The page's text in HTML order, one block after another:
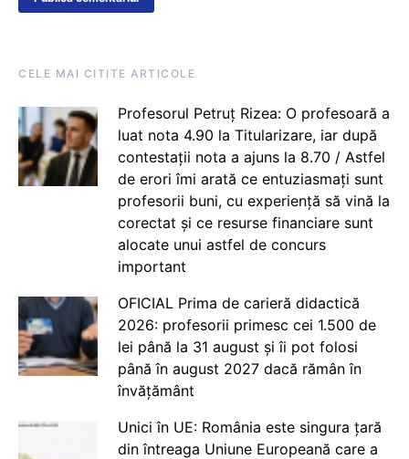
CELE MAI CITITE ARTICOLE
Profesorul Petruț Rizea: O profesoară a
luat nota 4.90 la Titularizare, iar după
contestații nota a ajuns la 8.70 / Astfel
de erori îmi arată ce entuziasmați sunt
profesorii buni, cu experiență să vină la
corectat și ce resurse financiare sunt
alocate unui astfel de concurs
important
OFICIAL Prima de carieră didactică
2026: profesorii primesc cei 1.500 de
lei până la 31 august și îi pot folosi
până în august 2027 dacă rămân în
învățământ
Unici în UE: România este singura țară
din întreaga Uniune Europeană care a